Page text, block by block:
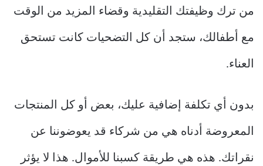
من ترك وظيفتك التقليدية وقضاء المزيد من الوقت
مع أطفالك، ستجد أن كل التضحيات كانت تستحق
العناء.
بدون أي تكلفة إضافية عليك، بعض أو كل المنتجات
المعروضة أدناه هي من شركاء قد يعوضوننا عن
نقراتك. هذه هي طريقة كسبنا للأموال. هذا لا يؤثر